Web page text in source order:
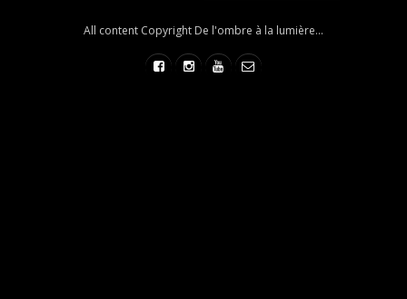
All content Copyright De l'ombre à la lumière...